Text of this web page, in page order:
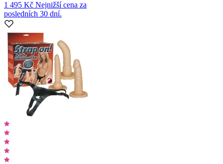
1 495 Kč Nejnižší cena za
posledních 30 dní.